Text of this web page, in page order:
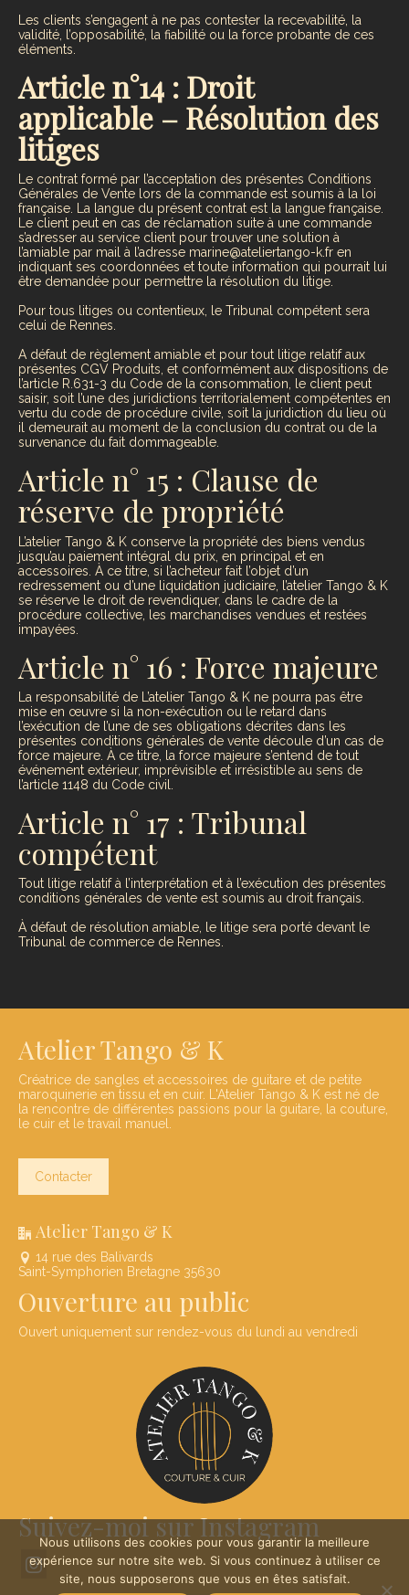
Les clients s’engagent à ne pas contester la recevabilité, la
validité, l’opposabilité, la fiabilité ou la force probante de ces
éléments.
Article n°14 : Droit
applicable – Résolution des
litiges
Le contrat formé par l’acceptation des présentes Conditions
Générales de Vente lors de la commande est soumis à la loi
française. La langue du présent contrat est la langue française.
Le client peut en cas de réclamation suite à une commande
s’adresser au service client pour trouver une solution à
l’amiable par mail à l’adresse marine@ateliertango-k.fr en
indiquant ses coordonnées et toute information qui pourrait lui
être demandée pour permettre la résolution du litige.
Pour tous litiges ou contentieux, le Tribunal compétent sera
celui de Rennes.
A défaut de règlement amiable et pour tout litige relatif aux
présentes CGV Produits, et conformément aux dispositions de
l’article R.631-3 du Code de la consommation, le client peut
saisir, soit l’une des juridictions territorialement compétentes en
vertu du code de procédure civile, soit la juridiction du lieu où
il demeurait au moment de la conclusion du contrat ou de la
survenance du fait dommageable.
Article n° 15 : Clause de
réserve de propriété
L’atelier Tango & K conserve la propriété des biens vendus
jusqu’au paiement intégral du prix, en principal et en
accessoires. À ce titre, si l’acheteur fait l’objet d’un
redressement ou d’une liquidation judiciaire, l’atelier Tango & K
se réserve le droit de revendiquer, dans le cadre de la
procédure collective, les marchandises vendues et restées
impayées.
Article n° 16 : Force majeure
La responsabilité de L’atelier Tango & K ne pourra pas être
mise en œuvre si la non-exécution ou le retard dans
l’exécution de l’une de ses obligations décrites dans les
présentes conditions générales de vente découle d’un cas de
force majeure. À ce titre, la force majeure s’entend de tout
événement extérieur, imprévisible et irrésistible au sens de
l’article 1148 du Code civil.
Article n° 17 : Tribunal
compétent
Tout litige relatif à l’interprétation et à l’exécution des présentes
conditions générales de vente est soumis au droit français.
À défaut de résolution amiable, le litige sera porté devant le
Tribunal de commerce de Rennes.
Atelier Tango & K
Créatrice de sangles et accessoires de guitare et de petite
maroquinerie en tissu et en cuir. L'Atelier Tango & K est né de
la rencontre de différentes passions pour la guitare, la couture,
le cuir et le travail manuel.
Contacter
Atelier Tango & K
14 rue des Balivards
Saint-Symphorien Bretagne 35630
Ouverture au public
Ouvert uniquement sur rendez-vous du lundi au vendredi
Suivez-moi sur Instagram
Nous utilisons des cookies pour vous garantir la meilleure
expérience sur notre site web. Si vous continuez à utiliser ce
site, nous supposerons que vous en êtes satisfait.